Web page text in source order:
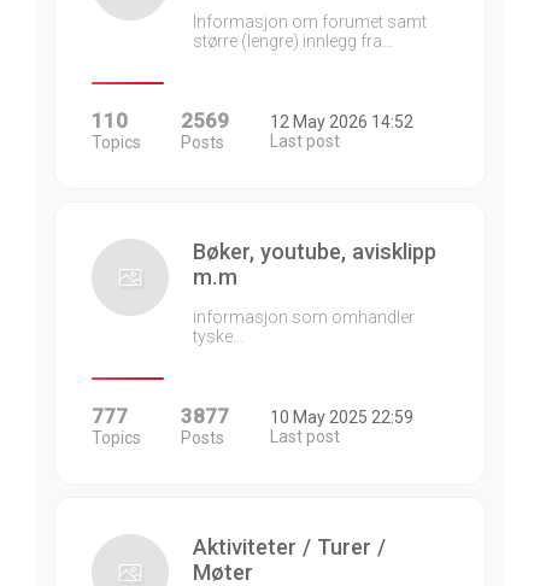
Informasjon om forumet samt
større (lengre) innlegg fra…
110
Topics
2569
Posts
12 May 2026 14:52
Last post
Bøker, youtube, avisklipp
m.m
informasjon som omhandler
tyske…
777
Topics
3877
Posts
10 May 2025 22:59
Last post
Aktiviteter / Turer /
Møter